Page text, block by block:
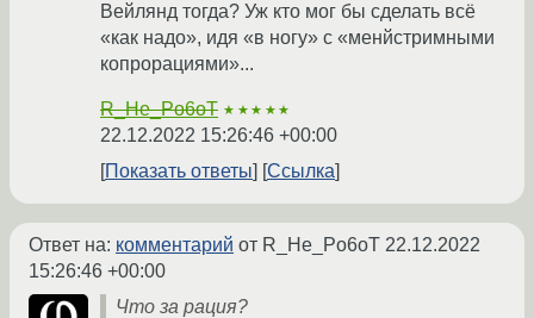
Вейлянд тогда? Уж кто мог бы сделать всё
«как надо», идя «в ногу» с «менйстримными
копрорациями»...
R_He_Po6oT ★★★★★
22.12.2022 15:26:46 +00:00
Показать ответы
Ссылка
Ответ на: комментарий от R_He_Po6oT 22.12.2022
15:26:46 +00:00
Что за рация?